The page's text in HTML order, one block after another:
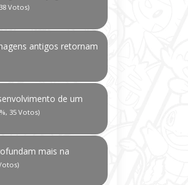
Votos)
antigos retornam
de um
35 Votos)
mais na